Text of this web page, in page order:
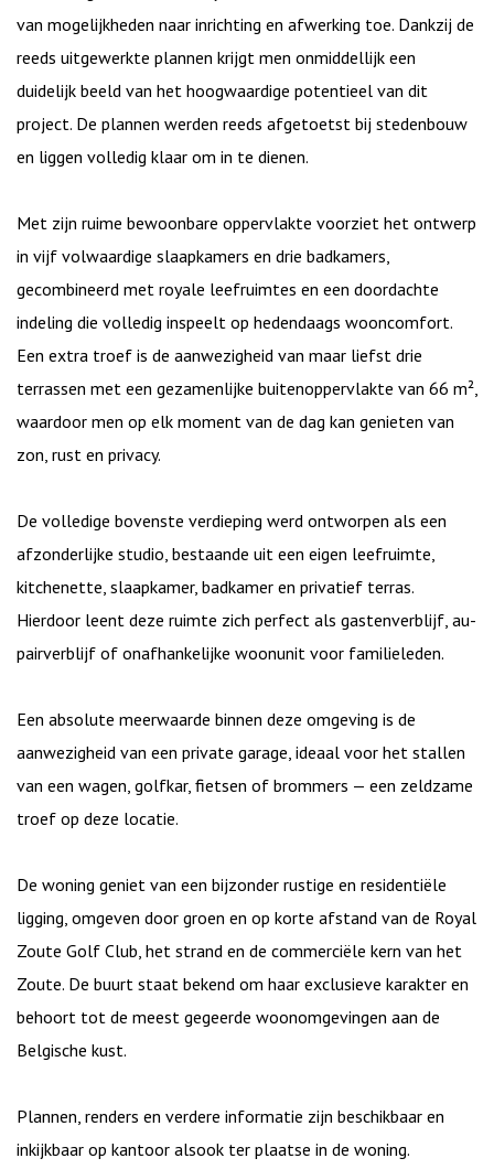
van mogelijkheden naar inrichting en afwerking toe. Dankzij de
reeds uitgewerkte plannen krijgt men onmiddellijk een
duidelijk beeld van het hoogwaardige potentieel van dit
project. De plannen werden reeds afgetoetst bij stedenbouw
en liggen volledig klaar om in te dienen.
Met zijn ruime bewoonbare oppervlakte voorziet het ontwerp
in vijf volwaardige slaapkamers en drie badkamers,
gecombineerd met royale leefruimtes en een doordachte
indeling die volledig inspeelt op hedendaags wooncomfort.
Een extra troef is de aanwezigheid van maar liefst drie
terrassen met een gezamenlijke buitenoppervlakte van 66 m²,
waardoor men op elk moment van de dag kan genieten van
zon, rust en privacy.
De volledige bovenste verdieping werd ontworpen als een
afzonderlijke studio, bestaande uit een eigen leefruimte,
kitchenette, slaapkamer, badkamer en privatief terras.
Hierdoor leent deze ruimte zich perfect als gastenverblijf, au-
pairverblijf of onafhankelijke woonunit voor familieleden.
Een absolute meerwaarde binnen deze omgeving is de
aanwezigheid van een private garage, ideaal voor het stallen
van een wagen, golfkar, fietsen of brommers — een zeldzame
troef op deze locatie.
De woning geniet van een bijzonder rustige en residentiële
ligging, omgeven door groen en op korte afstand van de Royal
Zoute Golf Club, het strand en de commerciële kern van het
Zoute. De buurt staat bekend om haar exclusieve karakter en
behoort tot de meest gegeerde woonomgevingen aan de
Belgische kust.
Plannen, renders en verdere informatie zijn beschikbaar en
inkijkbaar op kantoor alsook ter plaatse in de woning.